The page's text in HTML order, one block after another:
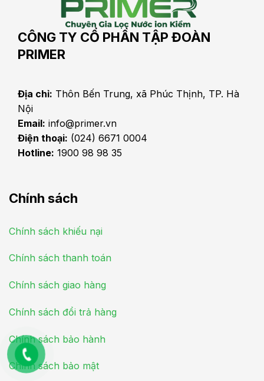
CÔNG TY CỔ PHẦN TẬP ĐOÀN
PRIMER
Địa chỉ: Thôn Bến Trung, xã Phúc Thịnh, TP. Hà
Nội
Email: info@primer.vn
Điện thoại: (024) 6671 0004
Hotline: 1900 98 98 35
Chính sách
Chính sách khiếu nại
Chính sách thanh toán
Chính sách giao hàng
Chính sách đổi trả hàng
Chính sách bảo hành
Chính sách bảo mật